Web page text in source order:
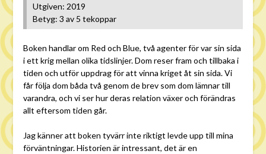
Utgiven: 2019
Betyg: 3 av 5 tekoppar
Boken handlar om Red och Blue, två agenter för var sin sida
i ett krig mellan olika tidslinjer. Dom reser fram och tillbaka i
tiden och utför uppdrag för att vinna kriget åt sin sida. Vi
får följa dom båda två genom de brev som dom lämnar till
varandra, och vi ser hur deras relation växer och förändras
allt eftersom tiden går.
Jag känner att boken tyvärr inte riktigt levde upp till mina
förväntningar. Historien är intressant, det är en